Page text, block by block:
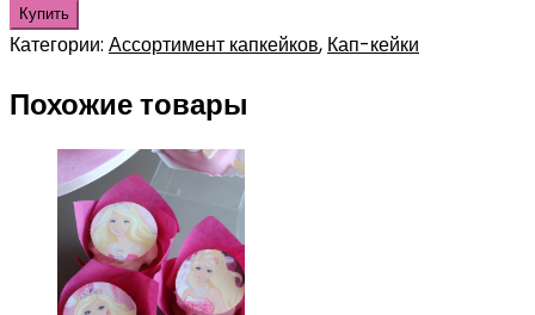
Купить
Категории: Ассортимент капкейков, Кап-кейки
Похожие товары